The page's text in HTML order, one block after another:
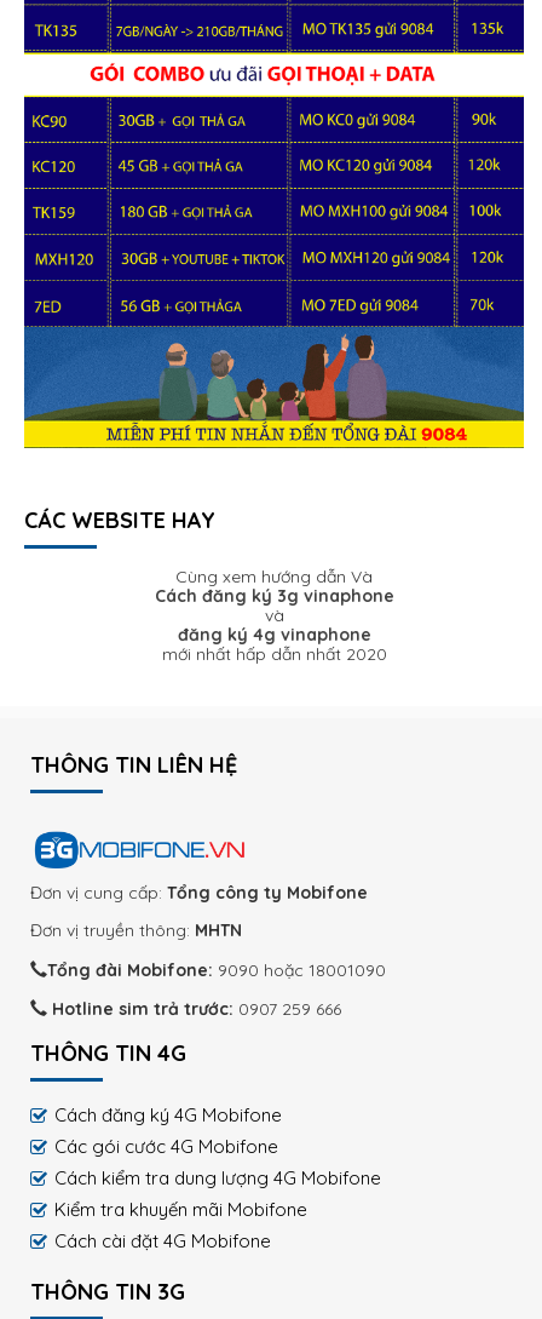
CÁC WEBSITE HAY
Cùng xem hướng dẫn Và
Cách đăng ký 3g vinaphone
và
đăng ký 4g vinaphone
mới nhất hấp dẫn nhất 2020
THÔNG TIN LIÊN HỆ
Đơn vị cung cấp: Tổng công ty Mobifone
Đơn vị truyền thông: MHTN
Tổng đài Mobifone: 9090 hoặc 18001090
Hotline sim trả trước: 0907 259 666
THÔNG TIN 4G
Cách đăng ký 4G Mobifone
Các gói cước 4G Mobifone
Cách kiểm tra dung lượng 4G Mobifone
Kiểm tra khuyến mãi Mobifone
Cách cài đặt 4G Mobifone
THÔNG TIN 3G